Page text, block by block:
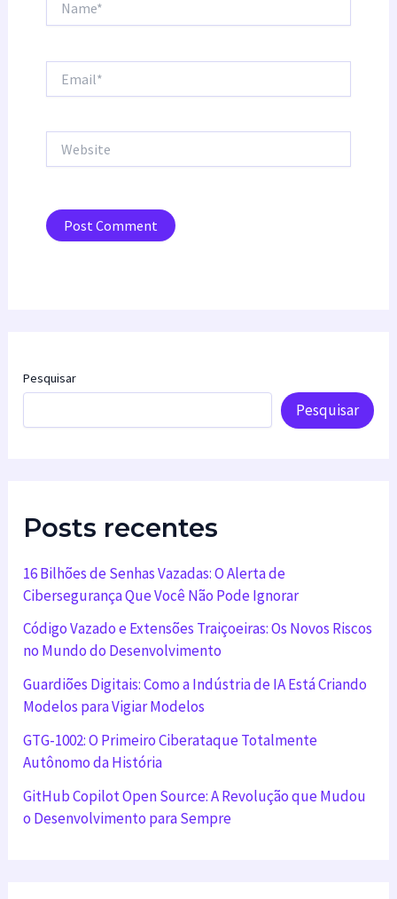
Pesquisar
Pesquisar
Posts recentes
16 Bilhões de Senhas Vazadas: O Alerta de
Cibersegurança Que Você Não Pode Ignorar
Código Vazado e Extensões Traiçoeiras: Os Novos Riscos
no Mundo do Desenvolvimento
Guardiões Digitais: Como a Indústria de IA Está Criando
Modelos para Vigiar Modelos
GTG-1002: O Primeiro Ciberataque Totalmente
Autônomo da História
GitHub Copilot Open Source: A Revolução que Mudou
o Desenvolvimento para Sempre